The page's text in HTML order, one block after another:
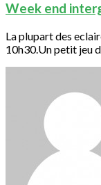
Week end
La plupart des
10h30.Un petit jeu